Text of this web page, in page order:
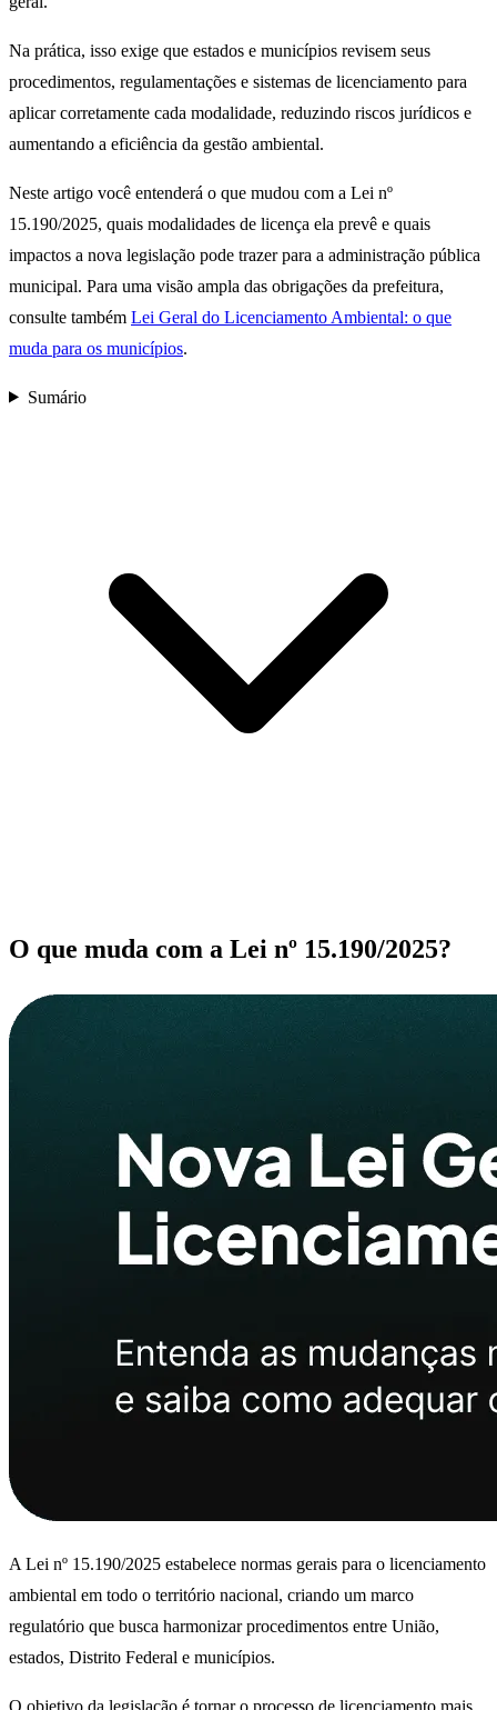
Na prática, isso exige que estados e municípios revisem seus
procedimentos, regulamentações e sistemas de licenciamento para
aplicar corretamente cada modalidade, reduzindo riscos jurídicos e
aumentando a eficiência da gestão ambiental.
Neste artigo você entenderá o que mudou com a Lei nº
15.190/2025, quais modalidades de licença ela prevê e quais
impactos a nova legislação pode trazer para a administração pública
municipal. Para uma visão ampla das obrigações da prefeitura,
consulte também Lei Geral do Licenciamento Ambiental: o que
muda para os municípios.
Sumário
O que muda com a Lei nº 15.190/2025?
A Lei nº 15.190/2025 estabelece normas gerais para o licenciamento
ambiental em todo o território nacional, criando um marco
regulatório que busca harmonizar procedimentos entre União,
estados, Distrito Federal e municípios.